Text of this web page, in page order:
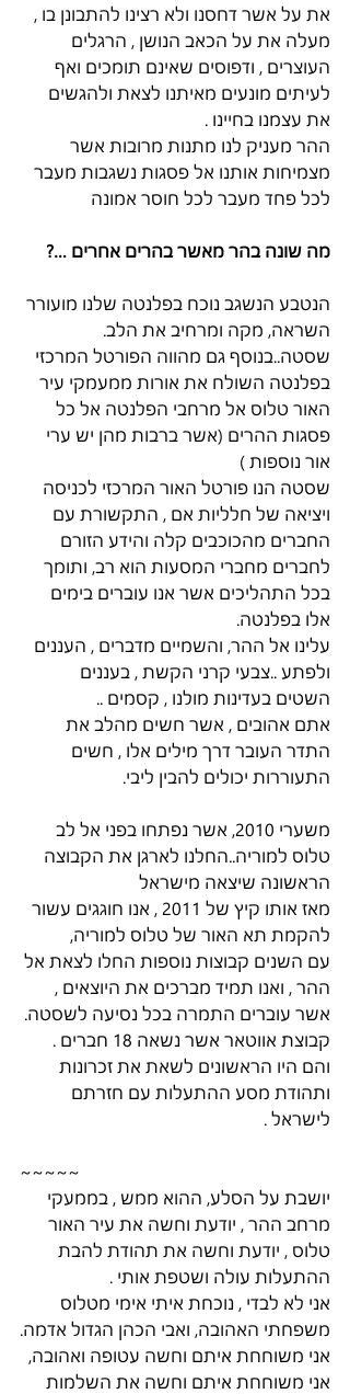
את על אשר דחסנו ולא רצינו להתבונן בו ,
מעלה את על הכאב הנושן , הרגלים
העוצרים , ודפוסים שאינם תומכים ואף
לעיתים מונעים מאיתנו לצאת ולהגשים
את עצמנו בחיינו .
ההר מעניק לנו מתנות מרובות אשר
מצמיחות אותנו אל פסגות נשגבות מעבר
לכל פחד מעבר לכל חוסר אמונה
מה שונה בהר מאשר בהרים אחרים …?
הנטבע הנשגב נוכח בפלנטה שלנו מועורר
השראה, מקה ומרחיב את הלב.
שסטה..בנוסף גם מהווה הפורטל המרכזי
בפלנטה השולח את אורות ממעמקי עיר
האור טלוס אל מרחבי הפלנטה אל כל
פסגות ההרים (אשר ברבות מהן יש ערי
אור נוספות )
שסטה הנו פורטל האור המרכזי לכניסה
ויציאה של חלליות אם , התקשורת עם
החברים מהכוכבים קלה והידע הזורם
לחברים מחברי המסעות הוא רב, ותומך
בכל התהליכים אשר אנו עוברים בימים
אלו בפלנטה.
עלינו אל ההר, והשמיים מדברים , העננים
ולפתע ..צבעי קרני הקשת , בעננים
השטים בעדינות מולנו , קסמים ..
אתם אהובים , אשר חשים מהלב את
התדר העובר דרך מילים אלו , חשים
התעוררות יכולים להבין ליבי.
משערי 2010, אשר נפתחו בפני אל לב
טלוס למוריה..החלנו לארגן את הקבוצה
הראשונה שיצאה מישראל
מאז אותו קיץ של 2011 , אנו חוגגים עשור
להקמת תא האור של טלוס למוריה,
עם השנים קבוצות נוספות החלו לצאת אל
ההר , ואנו תמיד מברכים את היוצאים ,
אשר עוברים התמרה בכל נסיעה לשסטה.
קבוצת אווטאר אשר נשאה 18 חברים .
והם היו הראשונים לשאת את זכרונות
ותהודת מסע ההתעלות עם חזרתם
לישראל .
~~~~~
יושבת על הסלע, ההוא ממש , בממעקי
מרחב ההר , יודעת וחשה את עיר האור
טלוס , יודעת וחשה את תהודת להבת
ההתעלות עולה ושטפת אותי .
אני לא לבדי , נוכחת איתי אימי מטלוס
משפחתי האהובה, ואבי הכהן הגדול אדמה.
אני משוחחת איתם וחשה עטופה ואהובה,
אני משוחחת איתם וחשה את השלמות